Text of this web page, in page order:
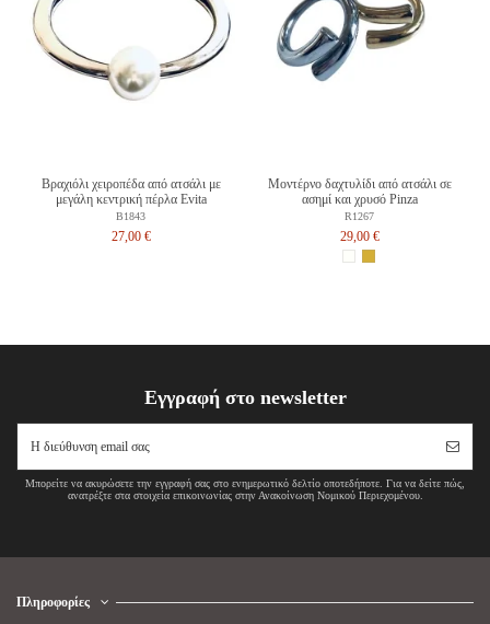
Βραχιόλι χειροπέδα από ατσάλι με
μεγάλη κεντρική πέρλα Evita
B1843
27,00 €
Μοντέρνο δαχτυλίδι από ατσάλι σε
ασημί και χρυσό Pinza
R1267
29,00 €
Εγγραφή στο newsletter
Μπορείτε να ακυρώσετε την εγγραφή σας στο ενημερωτικό δελτίο οποτεδήποτε. Για να δείτε πώς,
ανατρέξτε στα στοιχεία επικοινωνίας στην Ανακοίνωση Νομικού Περιεχομένου.
Πληροφορίες